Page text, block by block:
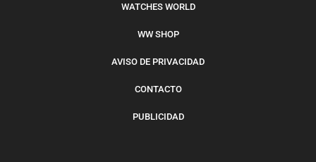
WATCHES WORLD
WW SHOP
AVISO DE PRIVACIDAD
CONTACTO
PUBLICIDAD